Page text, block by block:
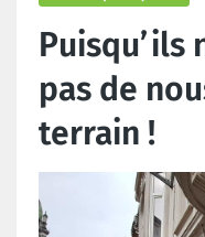
Puisqu’ils
pas de
terrain !